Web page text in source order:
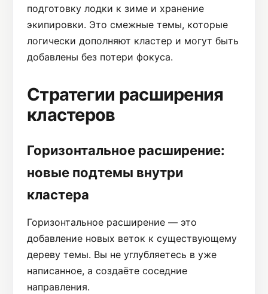
подготовку лодки к зиме и хранение
экипировки. Это смежные темы, которые
логически дополняют кластер и могут быть
добавлены без потери фокуса.
Стратегии расширения
кластеров
Горизонтальное расширение:
новые подтемы внутри
кластера
Горизонтальное расширение — это
добавление новых веток к существующему
дереву темы. Вы не углубляетесь в уже
написанное, а создаёте соседние
направления.